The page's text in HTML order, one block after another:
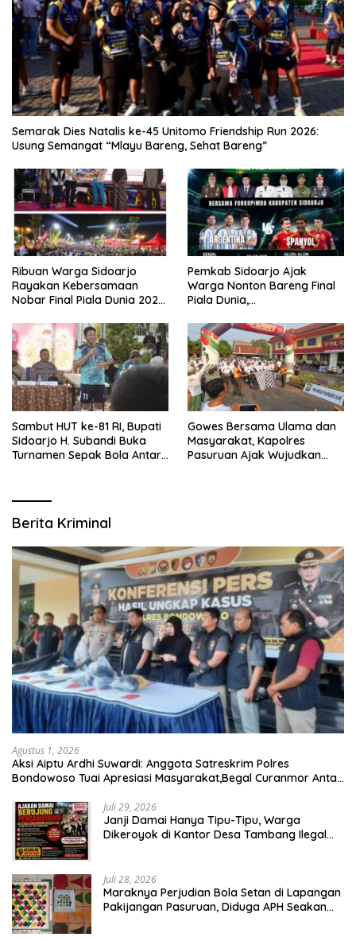
Semarak Dies Natalis ke-45 Unitomo Friendship Run 2026:
Usung Semangat “Mlayu Bareng, Sehat Bareng”
Ribuan Warga Sidoarjo
Rayakan Kebersamaan
Nobar Final Piala Dunia 2026
Forkopimda
Pemkab Sidoarjo Ajak
Warga Nonton Bareng Final
Piala Dunia,
Sambut HUT ke-81 RI, Bupati
Sidoarjo H. Subandi Buka
Turnamen Sepak Bola Antar
Gowes Bersama Ulama dan
Masyarakat, Kapolres
Pasuruan Ajak Wujudkan
Berita Kriminal
Agustus 1, 2026
Aksi Aiptu Ardhi Suwardi: Anggota Satreskrim Polres
Bondowoso Tuai Apresiasi Masyarakat,Begal Curanmor Antar
Juli 29, 2026
Janji Damai Hanya Tipu-Tipu, Warga
Dikeroyok di Kantor Desa Tambang Ilegal
Juli 28, 2026
Maraknya Perjudian Bola Setan di Lapangan
Pakijangan Pasuruan, Diduga APH Seakan